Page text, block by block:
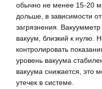
обычно не менее 15-20
дольше, в зависимости
загрязнения.
вакуум, близкий к нулю.
контролировать
уровень вакуума
вакуума снижается, это
утечек в системе.